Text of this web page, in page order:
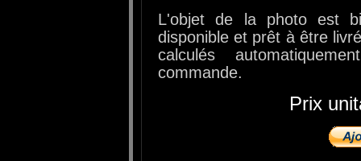
L'objet de la photo est
disponible et prêt à être
calculés
commande.
Prix